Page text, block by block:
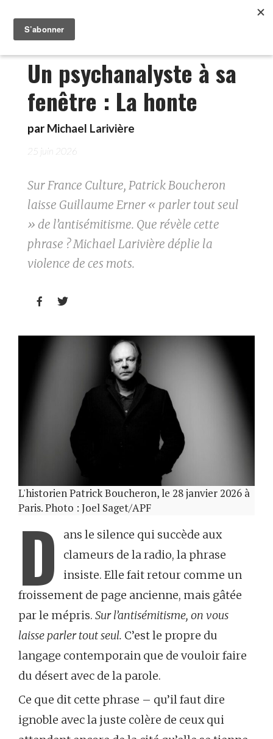
Un psychanalyste à sa
fenêtre : La honte
par Michael Larivière
25 juin 2026
Sur France Culture, Patrick Boucheron
laisse Guillaume Erner « parler tout seul
» de l’antisémitisme. Que révèle cette
phrase ? Michael Larivière déplie la
violence de ces mots.
 
L'historien Patrick Boucheron, le 28 janvier 2026 à
Paris. Photo : Joel Saget/APF
D
ans le silence qui succède aux
clameurs de la radio, la phrase
insiste. Elle fait retour comme un
froissement de page ancienne, mais gâtée
par le mépris. Sur l’antisémitisme, on vous
laisse parler tout seul. C’est le propre du
langage contemporain que de vouloir faire
du désert avec de la parole.
Ce que dit cette phrase – qu’il faut dire
ignoble avec la juste colère de ceux qui